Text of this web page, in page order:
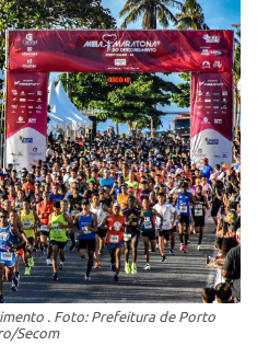
. Foto: Prefeitura de Porto
Secom